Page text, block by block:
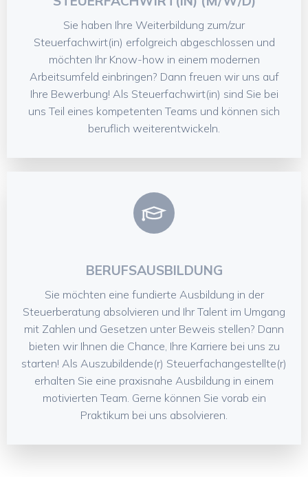
Sie haben Ihre Weiterbildung zum/zur
Steuerfachwirt(in) erfolgreich abgeschlossen und
möchten Ihr Know-how in einem modernen
Arbeitsumfeld einbringen? Dann freuen wir uns auf
Ihre Bewerbung! Als Steuerfachwirt(in) sind Sie bei
uns Teil eines kompetenten Teams und können sich
beruflich weiterentwickeln.
BERUFSAUSBILDUNG
Sie möchten eine fundierte Ausbildung in der
Steuerberatung absolvieren und Ihr Talent im Umgang
mit Zahlen und Gesetzen unter Beweis stellen? Dann
bieten wir Ihnen die Chance, Ihre Karriere bei uns zu
starten! Als Auszubildende(r) Steuerfachangestellte(r)
erhalten Sie eine praxisnahe Ausbildung in einem
motivierten Team. Gerne können Sie vorab ein
Praktikum bei uns absolvieren.